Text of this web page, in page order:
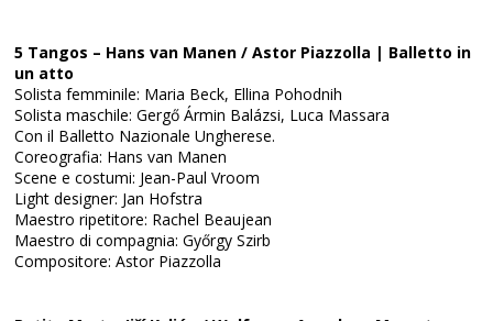
5 Tangos – Hans van Manen / Astor Piazzolla | Balletto in
un atto
Solista femminile: Maria Beck, Ellina Pohodnih
Solista maschile: Gergő Ármin Balázsi, Luca Massara
Con il Balletto Nazionale Ungherese.
Coreografia: Hans van Manen
Scene e costumi: Jean-Paul Vroom
Light designer: Jan Hofstra
Maestro ripetitore: Rachel Beaujean
Maestro di compagnia: Győrgy Szirb
Compositore: Astor Piazzolla